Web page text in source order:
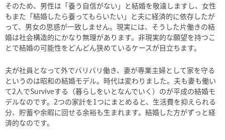
そのため、男性は「養う自信がない」と結婚を敬遠しますし、女性
もまた「結婚したら養ってもらいたい」と夫に経済的に依存したが
って、男女の思惑が一致しません。現実には、そうした片働きの結
婚は社会構造的にかなり無理があります。非現実的な願望を持つこ
とで結婚の可能性をどんどん狭めているケースが目立ちます。
夫が社員となって外でバリバリ働き、妻が専業主婦として家を守る
というのは昭和の結婚モデル。時代は変わりました。夫も妻も働い
て2人でSurviveする（暮らしをいとなんでいく）のが平成の結婚モ
デルなのです。 2つの家計を1つにまとめると、生活費を抑えられる
分、貯蓄や余暇に回せる余裕も生まれます。結婚した方がずっと経
済的なのです。